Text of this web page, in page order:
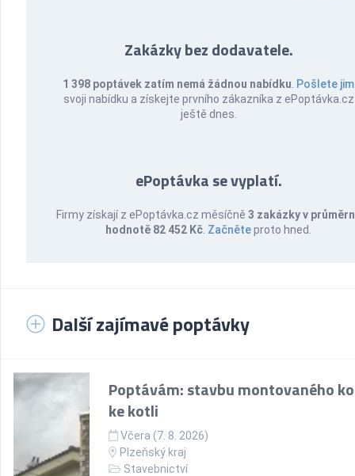
Zakázky bez dodavatele.
1 398 poptávek zatím nemá žádnou nabídku Pošlete jim
svoji nabídku a získejte prvního zákazníka z ePoptávka.cz
ještě dnes.
ePoptávka se vyplatí.
Firmy získají z ePoptávka.cz měsíčně 3 zakázky v
hodnotě 82 452 Kč Začněteproto hned.
Další zajímavé poptávky
Poptávám: stavbu montovaného
ke kotli
Včera (7. 8. 2026)
Plzeňský kraj
Stavebnictví